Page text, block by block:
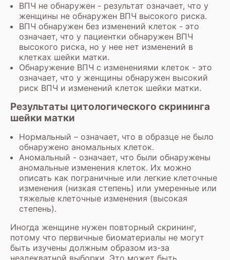
ВПЧ не обнаружен - результат означает, что у
женщины не обнаружен ВПЧ высокого риска.
ВПЧ обнаружен без изменений клеток - это
означает, что у пациентки обнаружен ВПЧ
высокого риска, но у нее нет изменений в
клетках шейки матки.
Обнаружение ВПЧ с изменениями клеток - это
означает, что у женщины обнаружен высокий
риск ВПЧ и изменений клеток шейки матки.
Результаты цитологического скрининга
шейки матки
Нормальный – означает, что в образце не было
обнаружено аномальных клеток.
Аномальный - означает, что были обнаружены
аномальные изменения клеток. Их можно
описать как пограничные или легкие клеточные
изменения (низкая степень) или умеренные или
тяжелые клеточные изменения (высокая
степень).
Иногда женщине нужен повторный скрининг,
потому что первичные биоматериалы не могут
быть изучены должным образом из-за